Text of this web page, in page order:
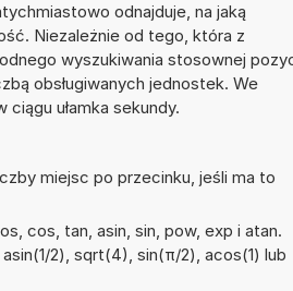
odnajduje, na jaką
Niezależnie od tego, która z
wyszukiwania stosownej
obsługiwanych jednostek. We
ułamka sekundy.
miejsc po przecinku, jeśli ma to
cos, tan, asin, sin, pow, exp i atan.
2), sqrt(4), sin(π/2), acos(1) lub